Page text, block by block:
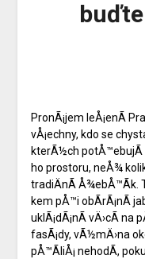
PronÃ¡jem leÅ¡enÃ­
vÅ¡echny, kdo se
kterÃ½ch
ho prostoru, neÅ¾
tradiÄnÃ­ Å¾ebÅ™Ã­k.
kem pÅ™i obÃ­rÃ¡nÃ­
uklÃ¡dÃ¡nÃ­ vÄ›cÃ­ na
fasÃ¡dy, vÃ½mÄ›na
pÅ™Ã­liÅ¡ nehodÃ­,